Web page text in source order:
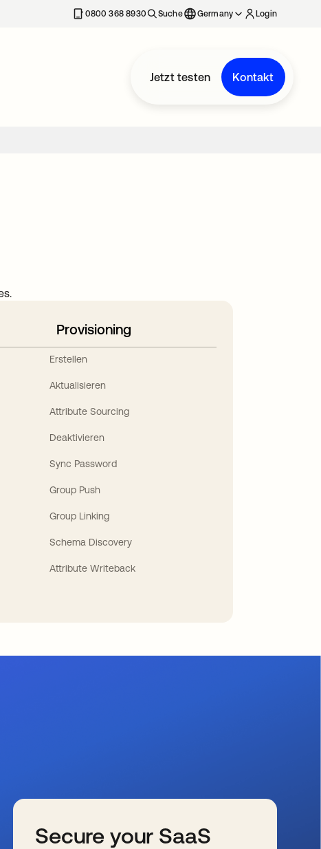
0800 368 8930 Suche Germany Login
Jetzt testen Kontakt
Provisioning
Erstellen
Aktualisieren
Attribute Sourcing
Deaktivieren
Sync Password
Group Push
Group Linking
Schema Discovery
Attribute Writeback
Secure your SaaS